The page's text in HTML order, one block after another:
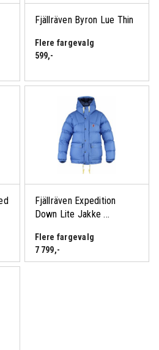
Fjällräven Byron Lue Thin
Flere fargevalg
599,-
Fjällräven Expedition
Down Lite Jakke ...
Flere fargevalg
7 799,-